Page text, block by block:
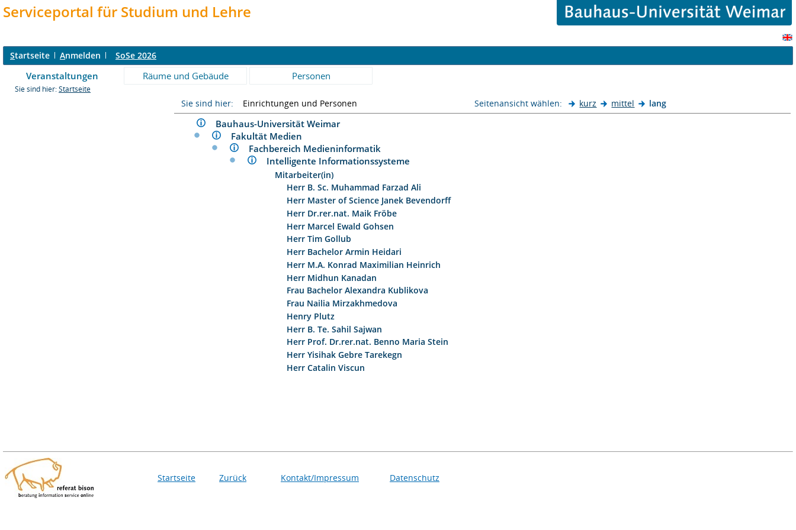
Serviceportal für Studium und Lehre
Startseite Anmelden SoSe 2026
Veranstaltungen Räume und Gebäude Personen
Sie sind hier: Startseite
Sie sind hier: Einrichtungen und Personen Seitenansicht wählen: kurz mittel lang
Bauhaus-Universität Weimar
Fakultät Medien
Fachbereich Medieninformatik
Intelligente Informationssysteme
Mitarbeiter(in)
Herr B. Sc. Muhammad Farzad Ali
Herr Master of Science Janek Bevendorff
Herr Dr.rer.nat. Maik Fröbe
Herr Marcel Ewald Gohsen
Herr Tim Gollub
Herr Bachelor Armin Heidari
Herr M.A. Konrad Maximilian Heinrich
Herr Midhun Kanadan
Frau Bachelor Alexandra Kublikova
Frau Nailia Mirzakhmedova
Henry Plutz
Herr B. Te. Sahil Sajwan
Herr Prof. Dr.rer.nat. Benno Maria Stein
Herr Yisihak Gebre Tarekegn
Herr Catalin Viscun
Startseite Zurück Kontakt/Impressum Datenschutz